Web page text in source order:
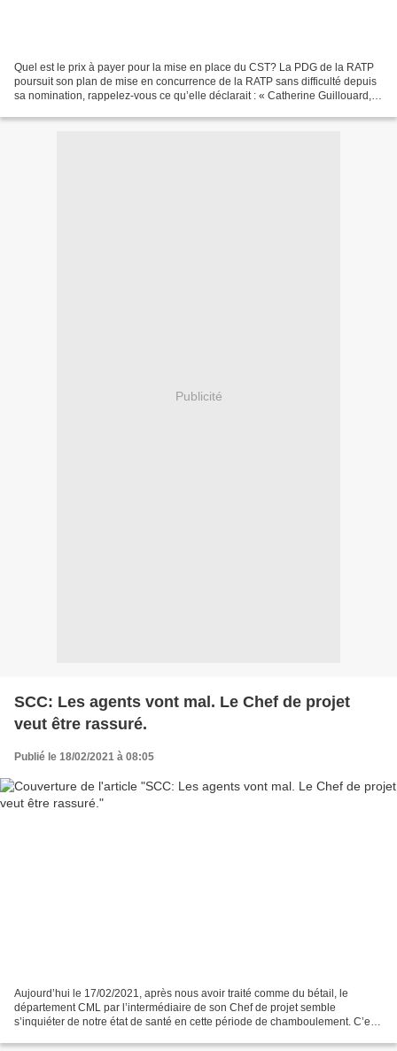
Quel est le prix à payer pour la mise en place du CST? La PDG de la RATP
poursuit son plan de mise en concurrence de la RATP sans difficulté depuis
sa nomination, rappelez-vous ce qu’elle déclarait : « Catherine Guillouard, la
Publicité
SCC: Les agents vont mal. Le Chef de projet
veut être rassuré.
Publié le 18/02/2021 à 08:05
Aujourd’hui le 17/02/2021, après nous avoir traité comme du bétail, le
département CML par l’intermédiaire de son Chef de projet semble
s’inquiéter de notre état de santé en cette période de chamboulement. C’est